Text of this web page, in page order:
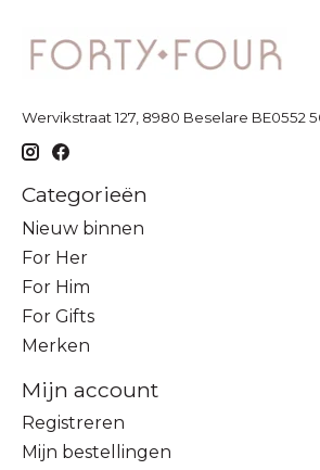
Wervikstraat 127, 8980 Beselare BE0552
Categorieën
Nieuw binnen
For Her
For Him
For Gifts
Merken
Mijn account
Registreren
Mijn bestellingen